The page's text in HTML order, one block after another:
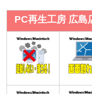
PC再生工房 広